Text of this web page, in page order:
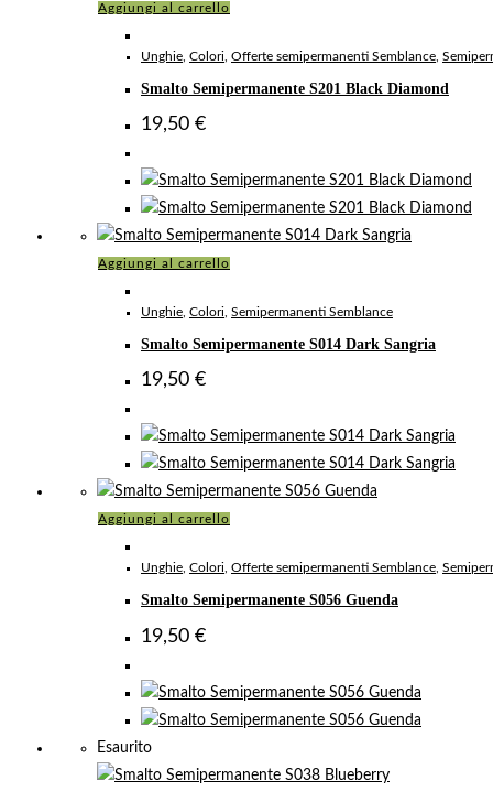
Aggiungi al carrello
Unghie Colori Offerte semipermanenti Semblance
Smalto Semipermanente S201 Black Diamond
19,50 €
Aggiungi al carrello
Unghie Colori Semipermanenti Semblance
Smalto Semipermanente S014 Dark Sangria
19,50 €
Aggiungi al carrello
Unghie, Colori, Offerte semipermanenti Semblance,
Smalto Semipermanente S056 Guenda
19,50 €
Esaurito